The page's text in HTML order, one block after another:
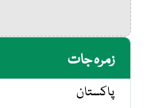
زمرہ جات
پاکستان